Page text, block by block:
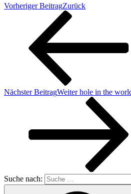
Vorheriger BeitragZurück
Nächster BeitragWeiter hole in the
Suche nach: